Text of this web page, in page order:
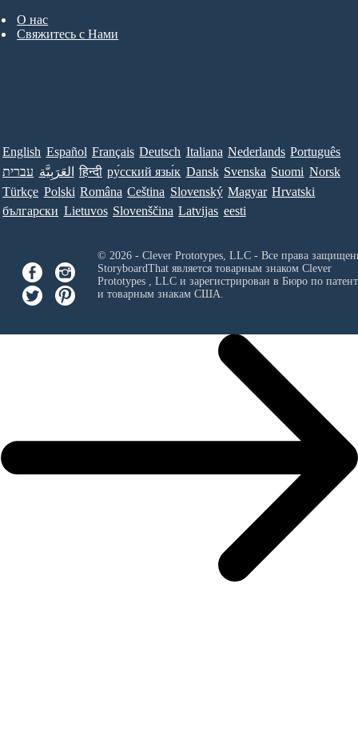
О нас
Свяжитесь с Нами
English Español Français Deutsch Italiana Nederlands Português
עברית العَرَبِيَّة हिन्दी ру́сский язы́к Dansk Svenska Suomi Norsk
Türkçe Polski Româna Ceština Slovenský Magyar Hrvatski
български Lietuvos Slovenščina Latvijas eesti
© 2026 - Clever Prototypes, LLC - Все права
StoryboardThat является товарным знаком Clever
Prototypes , LLCи зарегистрирован в Бюро по
и товарным знакам США.